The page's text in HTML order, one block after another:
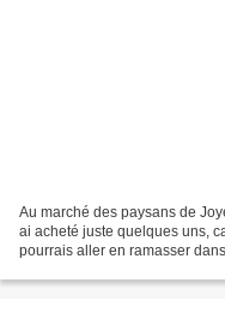
Au marché des paysans de
ai acheté juste quelques uns,
pourrais aller en ramasser